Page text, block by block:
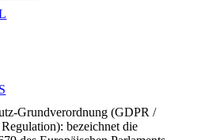
Grundverordnung (GDPR /
bezeichnet die